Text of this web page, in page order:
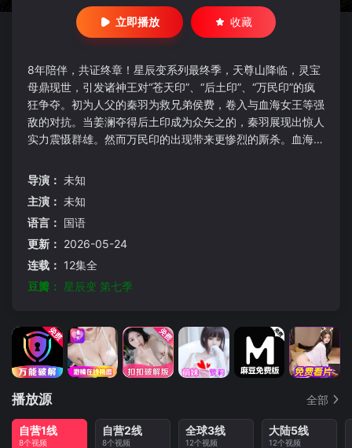
立即播放 收藏
8年陪伴，共证终章！星辰变系列最终季，天尊山降临，灵宝
母鼎现世，引发诸神王对“苍天印”、“后土印”、“万民印”的疯
狂争夺。初为人父的秦羽为救兄弟侯费，卷入与血海女王等强
敌的对抗。当姜澜夺得后土印成为众矢之的，秦羽展现出惊人
实力震慑群雄。然而万民印的出现带来更惨烈的厮杀。血海女
结这场纷争，他设下计谋，将觊觎者引入自己的神秘领域，并
未消，天尊级强者前来寻仇，却引发了意想不到的后果。秦羽
的命运，也随之走向
导演： 未知
主演： 未知
语言： 国语
更新： 2026-05-24
连载： 12集全
豆瓣： 星辰变 第七季
播放源 全部
自营1线
8个视频
自营2线
8个视频
全球3线
12个视频
大陆5线
12个视频